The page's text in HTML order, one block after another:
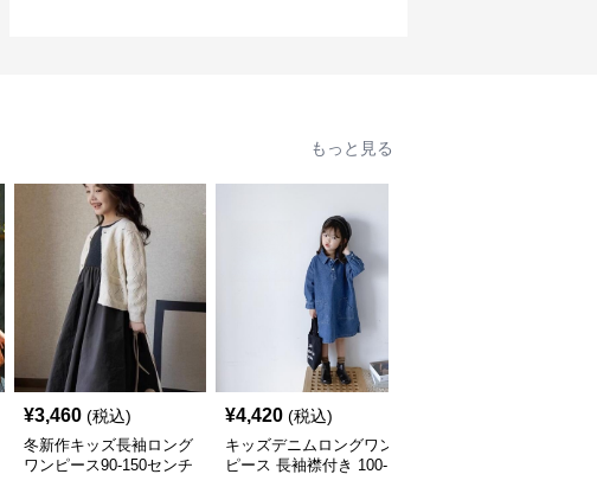
もっと見る
¥3,460 (税込)
冬新作キッズ長袖ロング
ワンピース90-150センチ
¥4,420 (税込)
キッズデニムロングワン
ピース 長袖襟付き 100-